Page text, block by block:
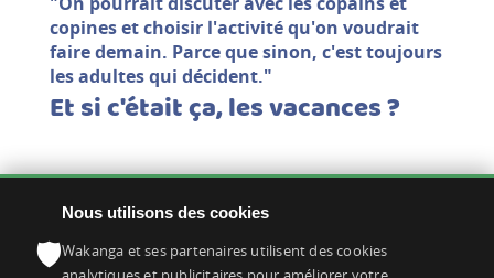
🛡
Nous utilisons des cookies
Wakanga et ses partenaires utilisent des cookies
copines et choisir l'activité qu'on voudrait
faire demain. Parce que sinon, c'est toujours
les adultes qui décident."
Et si c'était ça, les vacances ?
1 rue des Charmilles
02 99 09 12 39